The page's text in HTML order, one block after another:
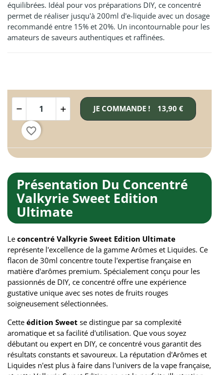
équilibrées. Idéal pour vos préparations DIY, ce concentré
permet de réaliser jusqu'à 200ml d'e-liquide avec un dosage
recommandé entre 15% et 20%. Un incontournable pour les
amateurs de saveurs authentiques et raffinées.
JE COMMANDE ! 13,90 €
favorite_border
Présentation Du Concentré
Valkyrie Sweet Edition
Ultimate
Le concentré Valkyrie Sweet Edition Ultimate
représente l'excellence de la gamme Arômes et Liquides. Ce
flacon de 30ml concentre toute l'expertise française en
matière d'arômes premium. Spécialement conçu pour les
passionnés de DIY, ce concentré offre une expérience
gustative unique avec ses notes de fruits rouges
soigneusement sélectionnées.
Cette édition Sweet se distingue par sa complexité
aromatique et sa facilité d'utilisation. Que vous soyez
débutant ou expert en DIY, ce concentré vous garantit des
résultats constants et savoureux. La réputation d'Arômes et
Liquides n'est plus à faire dans l'univers de la vape française,